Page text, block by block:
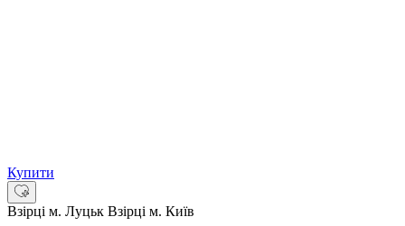
Купити
Взірці м. Луцьк Взірці м. Київ